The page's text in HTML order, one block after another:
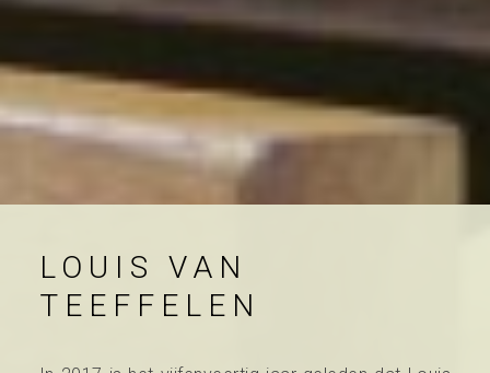
LOUIS VAN
TEEFFELEN